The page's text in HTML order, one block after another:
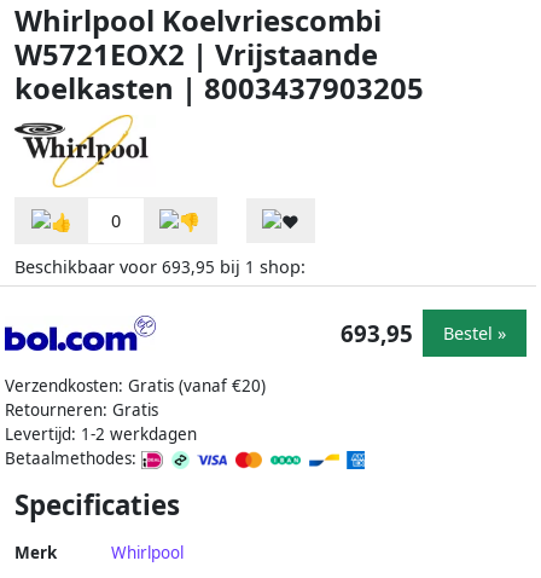
Whirlpool Koelvriescombi
W5721EOX2 | Vrijstaande
koelkasten | 8003437903205
0
Beschikbaar voor 693,95 bij 1 shop:
Verzendkosten: Gratis (vanaf €20)
Retourneren: Gratis
Levertijd: 1-2 werkdagen
Betaalmethodes:
693,95 Bestel »
Specificaties
Merk Whirlpool